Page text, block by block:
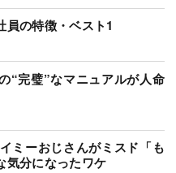
員の特徴・ベスト1
“完璧”なマニュアルが人命
ミーおじさんがミスド「も
気分になったワケ